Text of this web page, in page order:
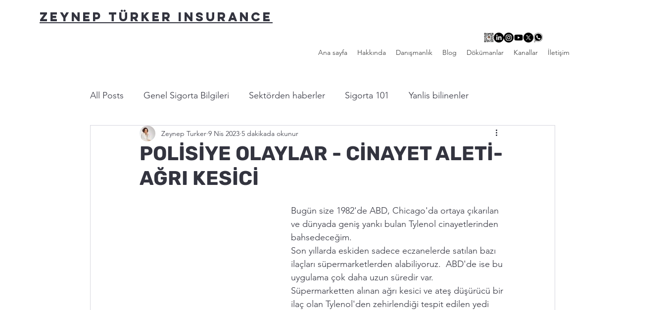
ZEYNEP TÜRKER INSURANCE
Ana sayfa Hakkında Danışmanlık Blog Dökümanlar Kanallar İletişim
All Posts Genel Sigorta Bilgileri Sektörden haberler Sigorta 101 Yanlis bilinenler
Yasa ve Mevzuat Bu nasıl sigorta? Yazardan...
POLİSİYE OLAYLAR - CİNAYET ALETİ-
AĞRI KESİCİ
Zeynep Turker 9 Nis 2023 5 dakikada okunur
Bugün size 1982'de ABD, Chicago'da ortaya çıkarılan
ve dünyada geniş yankı bulan Tylenol cinayetlerinden
bahsedeceğim.
Son yıllarda eskiden sadece eczanelerde satılan bazı
ilaçları süpermarketlerden alabiliyoruz.  ABD'de ise bu
uygulama çok daha uzun süredir var.
Süpermarketten alınan ağrı kesici ve ateş düşürücü bir
ilaç olan Tylenol'den zehirlendiği tespit edilen yedi